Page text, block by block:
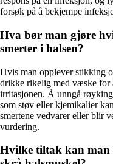
forsøk på å bekjempe
Hva bør man gjøre
smerter i halsen?
Hvis man opplever stikking
drikke rikelig med væske for
irritasjonen. Å unngå
som støv eller kjemikalier
smertene vedvarer eller blir
vurdering.
Hvilke tiltak kan man